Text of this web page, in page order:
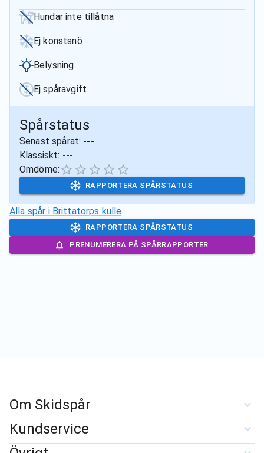
Hundar inte tillåtna
Ej konstsnö
Belysning
Ej spåravgift
Spårstatus
Senast spårat: ---
Klassiskt: ---
Omdöme:
RAPPORTERA SPÅRSTATUS
Alla spår i Brittatorps kulle
RAPPORTERA SPÅRSTATUS
PRENUMERERA PÅ SPÅRRAPPORTER
Om Skidspår
Kundservice